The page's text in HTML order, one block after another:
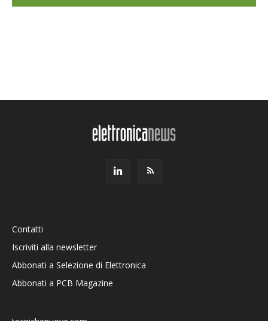
Contatti
Iscriviti alla newsletter
Abbonati a Selezione di Elettronica
Abbonati a PCB Magazine